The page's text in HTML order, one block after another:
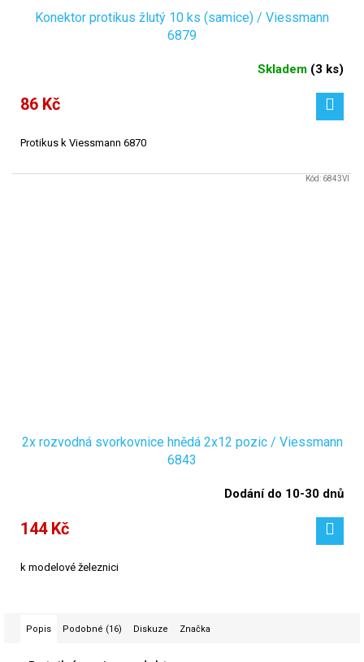
Konektor protikus žlutý 10 ks (samice) / Viessmann
6879
Skladem (3 ks)
86 Kč
Protikus k Viessmann 6870
2x rozvodná svorkovnice hnědá 2x12 pozic / Viessmann
6843
Dodání do 10-30 dnů
144 Kč
k modelové železnici
Kód: 6843VI
Popis Podobné (16) Diskuze Značka